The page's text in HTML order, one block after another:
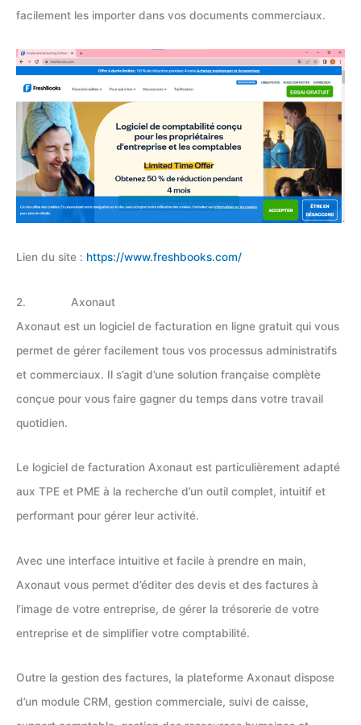
facilement les importer dans vos documents commerciaux.
Lien du site : https://www.freshbooks.com/
2. Axonaut
Axonaut est un logiciel de facturation en ligne gratuit qui vous
permet de gérer facilement tous vos processus administratifs
et commerciaux. Il s’agit d’une solution française complète
conçue pour vous faire gagner du temps dans votre travail
quotidien.
Le logiciel de facturation Axonaut est particulièrement adapté
aux TPE et PME à la recherche d’un outil complet, intuitif et
performant pour gérer leur activité.
Avec une interface intuitive et facile à prendre en main,
Axonaut vous permet d’éditer des devis et des factures à
l’image de votre entreprise, de gérer la trésorerie de votre
entreprise et de simplifier votre comptabilité.
Outre la gestion des factures, la plateforme Axonaut dispose
d’un module CRM, gestion commerciale, suivi de caisse,